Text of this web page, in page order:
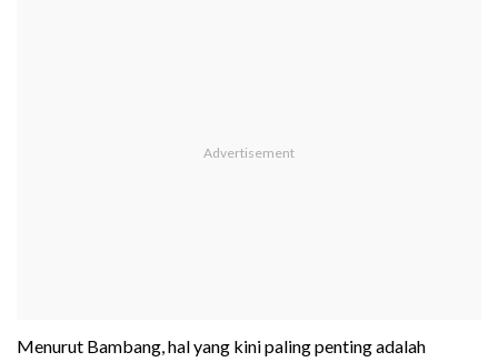
Menurut Bambang, hal yang kini paling penting adalah